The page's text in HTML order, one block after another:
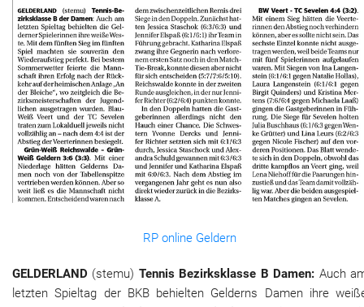
RP online Geldern
GELDERLAND (stemu) Tennis Bezirksklasse B Damen: Auch
letzten Spieltag der BKB behielten Gelderns Damen ihre